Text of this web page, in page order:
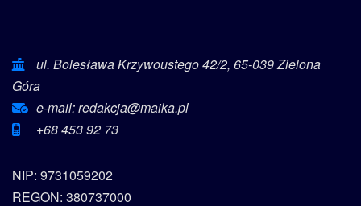
ul. Bolesława Krzywoustego 42/2, 65-039 Zielona
Góra
e-mail: redakcja@maika.pl
+68 453 92 73
NIP: 9731059202
REGON: 380737000